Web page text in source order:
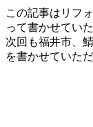
この記事はリフ
って書かせてい
次回も福井市、
を書かせていた